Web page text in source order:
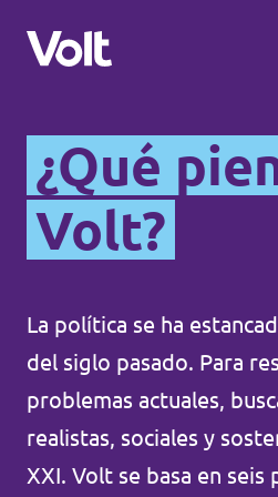
Conoce otros
Volt Albania
Volt Austria
Volt Bélgica
Volt Bulgaria
Volt Chipre
Sobre Volt
Personas
Noticias
¿Qué
Volt?
La política se ha
del siglo pasado. Para
problemas actuales,
realistas, sociales y
XXI. Volt se basa en seis